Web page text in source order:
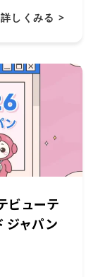
詳しくみる >
ビューテ
ジャパン